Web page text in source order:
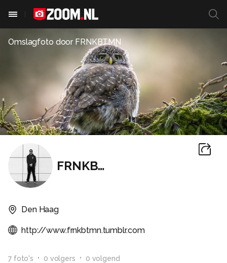
Omslagfoto door FRNKBTMN
FRNKBTMN
Den Haag
http://www.frnkbtmn.tumblr.com
7foto's 0 volgers 0 volgend